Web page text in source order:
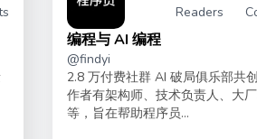
Readers
编程与 AI 编程
@findyi
2.8 万付费社群 AI 破局俱乐部共
作者有架构师、技术负责人、大
等，旨在帮助程序员...